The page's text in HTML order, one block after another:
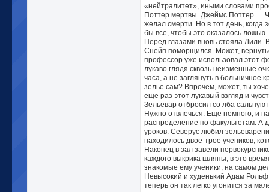
«нейтралитет», иными словами
Поттер мертвы. Джеймс Поттер….
желал смерти. Но в тот день,
бы все, чтобы это оказалось ложью.
Перед глазами вновь стояла
Снейп поморщился. Может,
профессор уже использовал этот
лукаво глядя сквозь неизменные
часа, а не заглянуть в больничное
зелье сам? Впрочем, может, ты
еще раз этот лукавый взгляд и
Зельевар отбросил со лба
Нужно отвлечься. Еще немного, и
распределение по факультетам. А
уроков. Северус любил
находилось двое-трое учеников,
Наконец в зал завели
каждого выкрика шляпы, в это
знакомые ему ученики, на самом
Невысокий и худенький Адам
теперь он так легко угонится за